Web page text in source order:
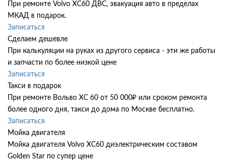
При ремонте Volvo XC60 ДВС, эвакуация авто в пределах
МКАД в подарок.
Записаться
Сделаем дешевле
При калькуляции на руках из другого сервиса - эти же работы
и запчасти по более низкой цене
Записаться
Такси в подарок
При ремонте Вольво ХС 60 от 50 000₽ или сроком ремонта
более одного дня, такси до дома по Москве бесплатно.
Записаться
Мойка двигателя
Мойка двигателя Volvo XC60 диэлектрическим составом
Golden Star по супер цене